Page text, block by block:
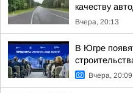
качеству
Вчера, 20:13
В Югре
Вчера, 20:09